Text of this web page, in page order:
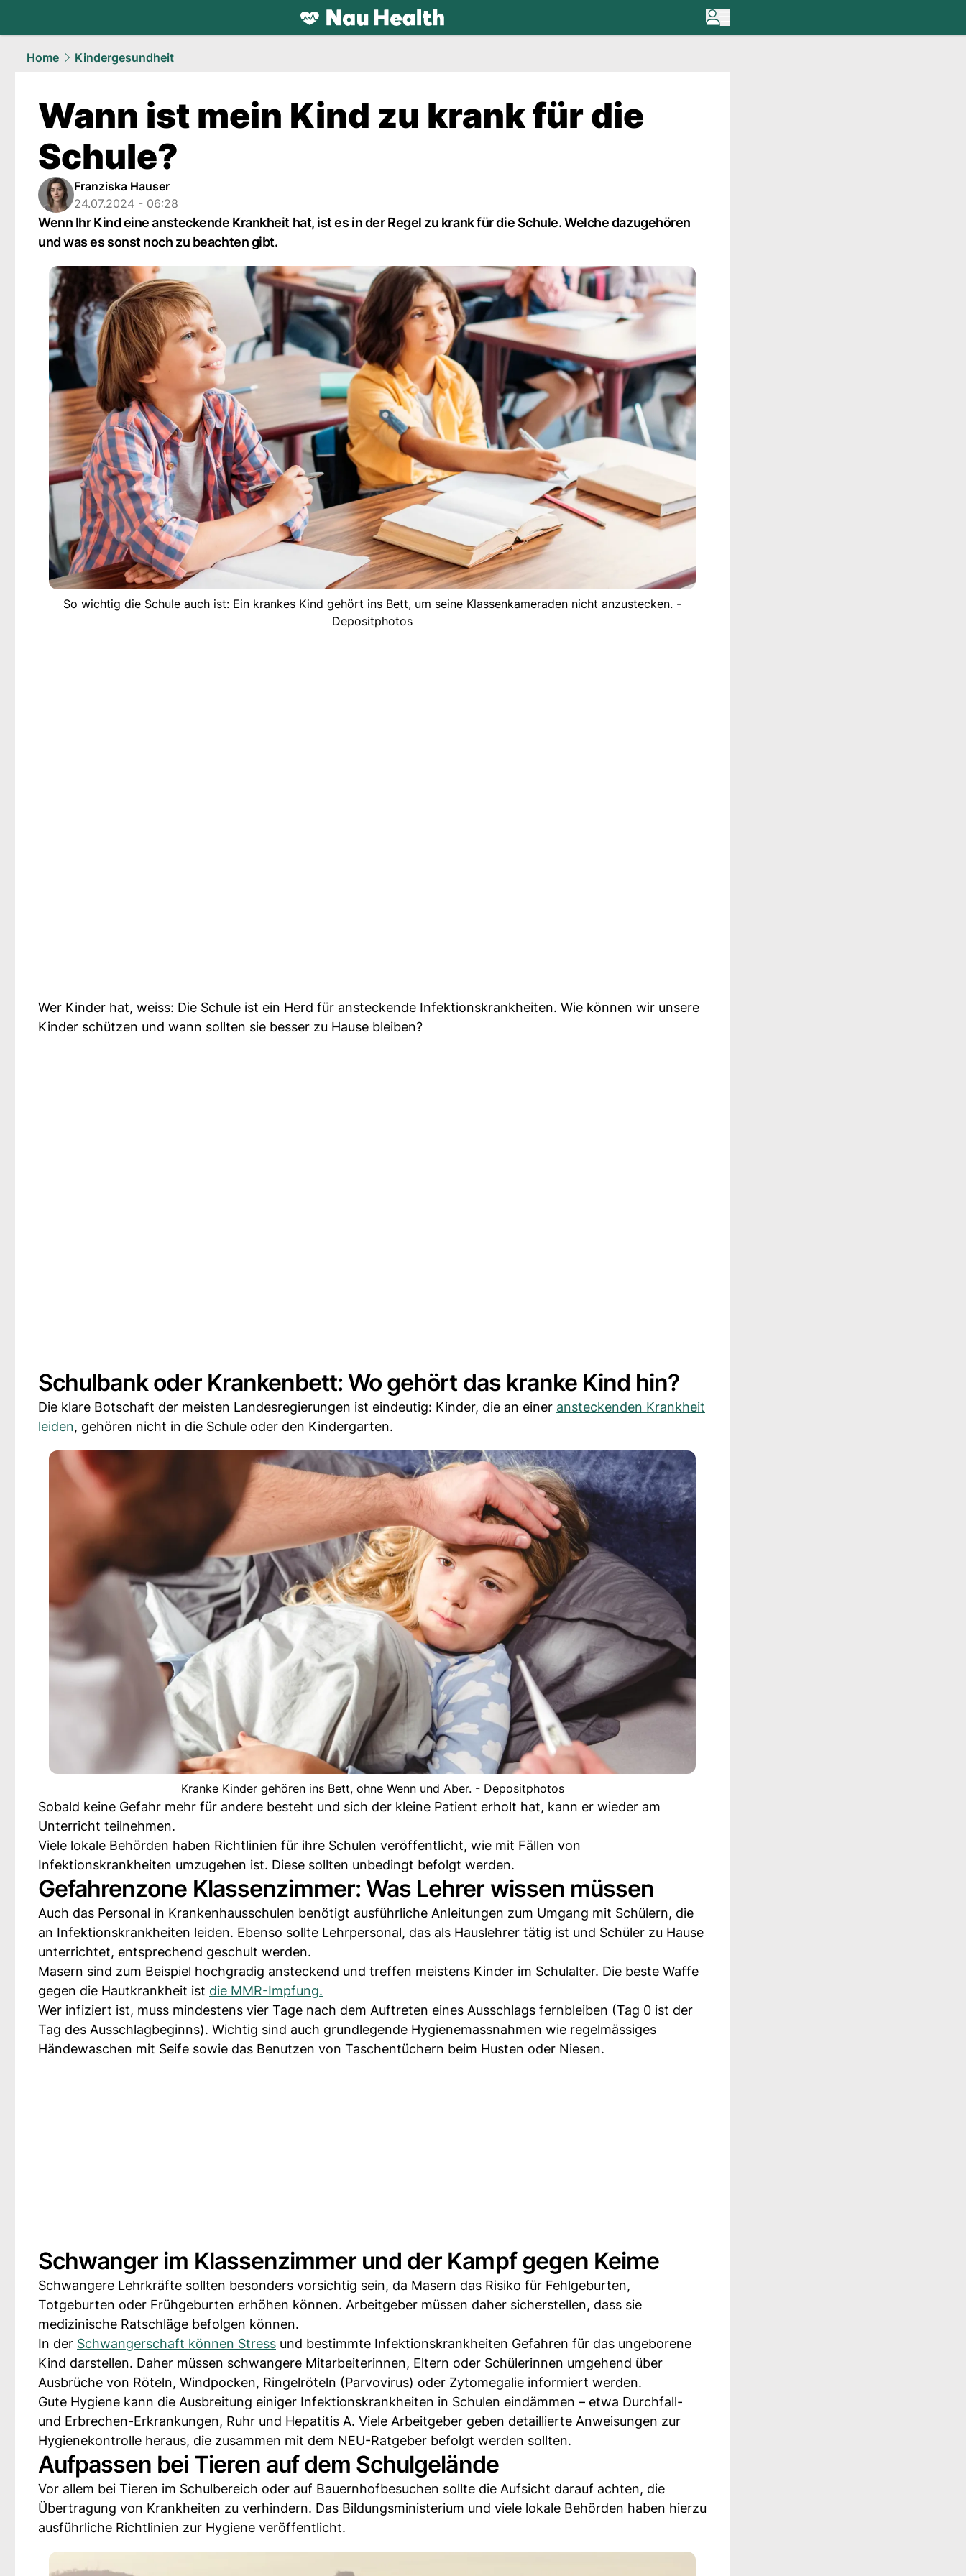
health.NAU.ch
Home
Kindergesundheit
Wann ist mein Kind zu krank für die
Schule?
Franziska Hauser
24.07.2024 - 06:28
Wenn Ihr Kind eine ansteckende Krankheit hat, ist es in der Regel zu krank für die Schule. Welche dazugehören
und was es sonst noch zu beachten gibt.
So wichtig die Schule auch ist: Ein krankes Kind gehört ins Bett, um seine Klassenkameraden nicht anzustecken. -
Depositphotos
Wer Kinder hat, weiss: Die Schule ist ein Herd für ansteckende Infektionskrankheiten. Wie können wir unsere
Kinder schützen und wann sollten sie besser zu Hause bleiben?
Schulbank oder Krankenbett: Wo gehört das kranke Kind hin?
Die klare Botschaft der meisten Landesregierungen ist eindeutig: Kinder, die an einer ansteckenden Krankheit
leiden, gehören nicht in die Schule oder den Kindergarten.
Kranke Kinder gehören ins Bett, ohne Wenn und Aber. - Depositphotos
Sobald keine Gefahr mehr für andere besteht und sich der kleine Patient erholt hat, kann er wieder am
Unterricht teilnehmen.
Viele lokale Behörden haben Richtlinien für ihre Schulen veröffentlicht, wie mit Fällen von
Infektionskrankheiten umzugehen ist. Diese sollten unbedingt befolgt werden.
Gefahrenzone Klassenzimmer: Was Lehrer wissen müssen
Auch das Personal in Krankenhausschulen benötigt ausführliche Anleitungen zum Umgang mit Schülern, die
an Infektionskrankheiten leiden. Ebenso sollte Lehrpersonal, das als Hauslehrer tätig ist und Schüler zu Hause
unterrichtet, entsprechend geschult werden.
Masern sind zum Beispiel hochgradig ansteckend und treffen meistens Kinder im Schulalter. Die beste Waffe
gegen die Hautkrankheit ist die MMR-Impfung.
Wer infiziert ist, muss mindestens vier Tage nach dem Auftreten eines Ausschlags fernbleiben (Tag 0 ist der
Tag des Ausschlagbeginns). Wichtig sind auch grundlegende Hygienemassnahmen wie regelmässiges
Händewaschen mit Seife sowie das Benutzen von Taschentüchern beim Husten oder Niesen.
Schwanger im Klassenzimmer und der Kampf gegen Keime
Schwangere Lehrkräfte sollten besonders vorsichtig sein, da Masern das Risiko für Fehlgeburten,
Totgeburten oder Frühgeburten erhöhen können. Arbeitgeber müssen daher sicherstellen, dass sie
medizinische Ratschläge befolgen können.
In der Schwangerschaft können Stress und bestimmte Infektionskrankheiten Gefahren für das ungeborene
Kind darstellen. Daher müssen schwangere Mitarbeiterinnen, Eltern oder Schülerinnen umgehend über
Ausbrüche von Röteln, Windpocken, Ringelröteln (Parvovirus) oder Zytomegalie informiert werden.
Gute Hygiene kann die Ausbreitung einiger Infektionskrankheiten in Schulen eindämmen – etwa Durchfall-
und Erbrechen-Erkrankungen, Ruhr und Hepatitis A. Viele Arbeitgeber geben detaillierte Anweisungen zur
Hygienekontrolle heraus, die zusammen mit dem NEU-Ratgeber befolgt werden sollten.
Aufpassen bei Tieren auf dem Schulgelände
Vor allem bei Tieren im Schulbereich oder auf Bauernhofbesuchen sollte die Aufsicht darauf achten, die
Übertragung von Krankheiten zu verhindern. Das Bildungsministerium und viele lokale Behörden haben hierzu
ausführliche Richtlinien zur Hygiene veröffentlicht.